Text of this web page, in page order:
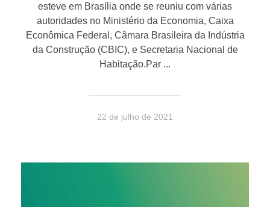
22 de julho de 2021
esteve em Brasília onde se reuniu com várias
autoridades no Ministério da Economia, Caixa
Econômica Federal, Câmara Brasileira da Indústria
da Construção (CBIC), e Secretaria Nacional de
Habitação.Par ...